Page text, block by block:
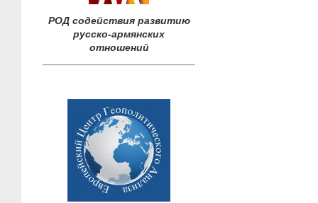
РОД содействия развитию
русско-армянских
отношений